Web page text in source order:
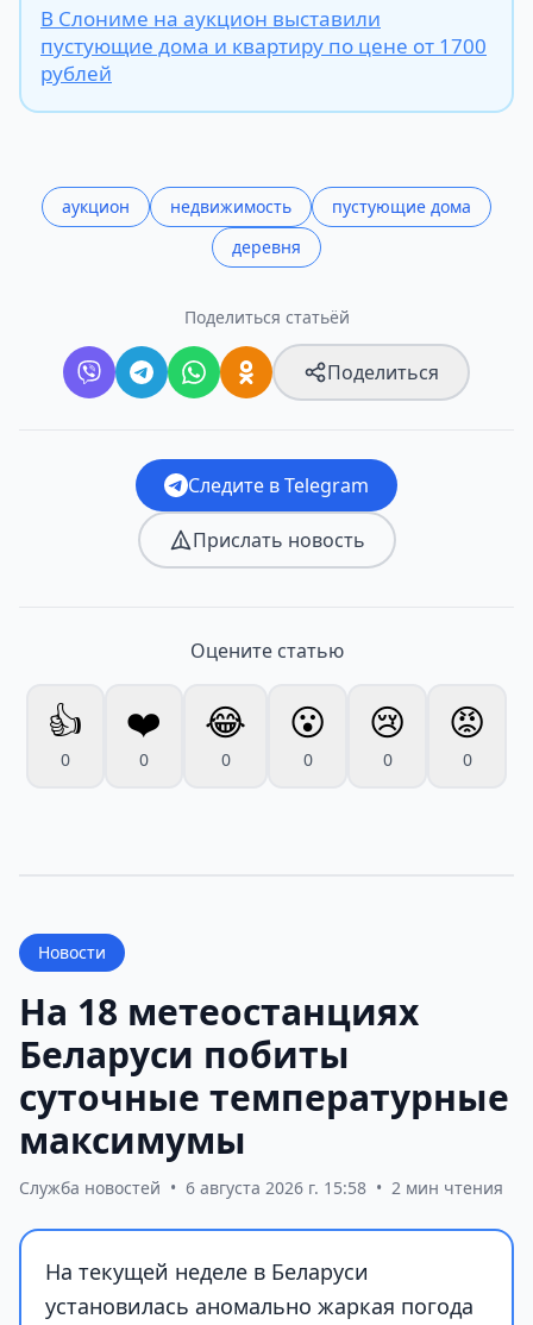
В Слониме на аукцион выставили
пустующие дома и квартиру по цене от 1700
рублей
аукцион недвижимость
пустующие дома
деревня
Поделиться статьёй
Поделиться
Следите в Telegram
Прислать новость
Оцените статью
👍
0
❤️
0
😂
0
😮
0
😢
0
😡
0
Новости
На 18 метеостанциях
Беларуси побиты
суточные температурные
максимумы
Служба новостей • 6 августа 2026 г. 15:58 • 2 мин чтения
На текущей неделе в Беларуси
установилась аномально жаркая погода